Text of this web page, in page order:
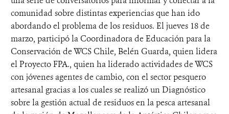
comunidad sobre distintas experiencias que han ido
abordando el problema de los residuos. El jueves 18 de
marzo, participó la Coordinadora de Educación para la
Conservación de WCS Chile, Belén Guarda, quien lidera
el Proyecto FPA., quien ha liderado actividades de WCS
con jóvenes agentes de cambio, con el sector pesquero
artesanal gracias a los cuales se realizó un Diagnóstico
sobre la gestión actual de residuos en la pesca artesanal